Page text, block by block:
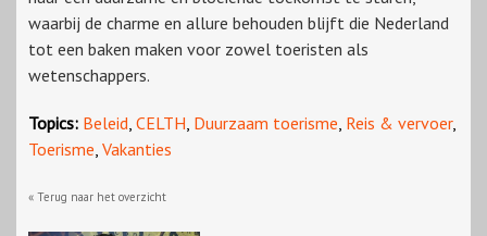
waarbij de charme en allure behouden blijft die Nederland
tot een baken maken voor zowel toeristen als
wetenschappers.
Topics: Beleid, CELTH, Duurzaam toerisme, Reis & vervoer,
Toerisme, Vakanties
« Terug naar het overzicht